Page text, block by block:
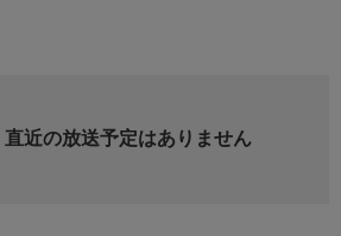
直近の放送予定はありません